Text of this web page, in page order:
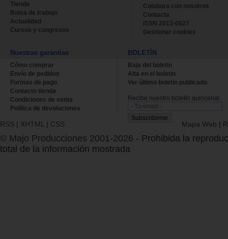
Tienda
Bolsa de trabajo
Actualidad
Cursos y congresos
Colabora con nosotros
Contacta
ISSN 2013-0627
Gestionar cookies
Nuestras garantías
Cómo comprar
Envío de pedidos
Formas de pago
Contacto tienda
Condiciones de venta
Política de devoluciones
BOLETÍN
Baja del boletin
Alta en el boletin
Ver último boletin publicado
Recibe nuestro boletín quincenal.
RSS | XHTML | CSS Mapa Web |
© Majo Producciones 2001-2026 - Prohibida la
total de la información mostrada